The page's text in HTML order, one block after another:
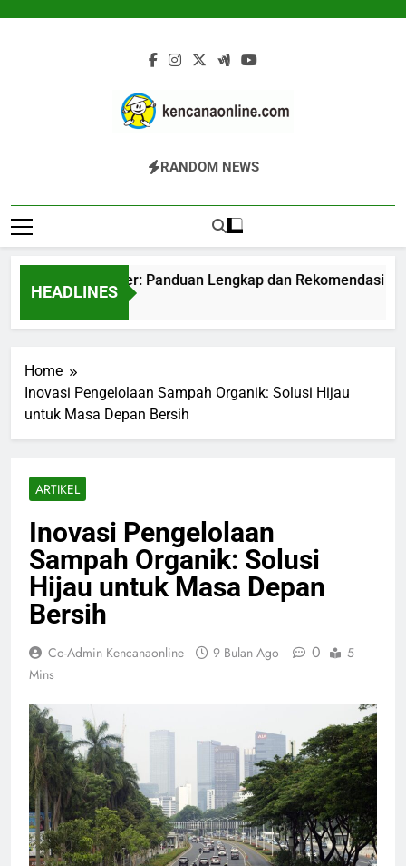
Kencana Online
Jasa Pengelolaan Sampah Kawasan
Dan Industri
RANDOM NEWS
HEADLINES
Mesin Komposter: Panduan Lengkap dan Rekomendasi
9 Jam Ago
Home
Inovasi Pengelolaan Sampah Organik: Solusi Hijau
untuk Masa Depan Bersih
ARTIKEL
Inovasi Pengelolaan
Sampah Organik: Solusi
Hijau untuk Masa Depan
Bersih
Co-Admin Kencanaonline 9 Bulan Ago 0
5
Mins